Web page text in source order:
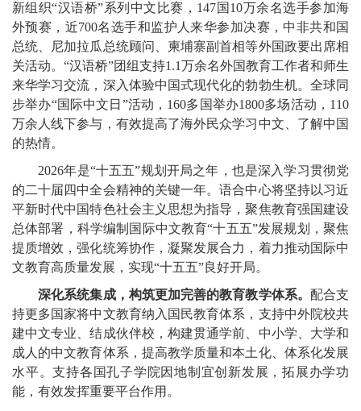
新组织“汉语桥”系列中文比赛，147国10万余名选手参加海
外预赛，近700名选手和监护人来华参加决赛，中非共和国
总统、尼加拉瓜总统顾问、柬埔寨副首相等外国政要出席相
关活动。“汉语桥”团组支持1.1万余名外国教育工作者和师生
来华学习交流，深入体验中国式现代化的勃勃生机。全球同
步举办“国际中文日”活动，160多国举办1800多场活动，110
万余人线下参与，有效提高了海外民众学习中文、了解中国
的热情。
2026年是“十五五”规划开局之年，也是深入学习贯彻党
的二十届四中全会精神的关键一年。语合中心将坚持以习近
平新时代中国特色社会主义思想为指导，聚焦教育强国建设
总体部署，科学编制国际中文教育“十五五”发展规划，聚焦
提质增效，强化统筹协作，凝聚发展合力，着力推动国际中
文教育高质量发展，实现“十五五”良好开局。
深化系统集成，构筑更加完善的教育教学体系。 配合支
持更多国家将中文教育纳入国民教育体系，支持中外院校共
建中文专业、结成伙伴校，构建贯通学前、中小学、大学和
成人的中文教育体系，提高教学质量和本土化、体系化发展
水平。支持各国孔子学院因地制宜创新发展，拓展办学功
能，有效发挥重要平台作用。